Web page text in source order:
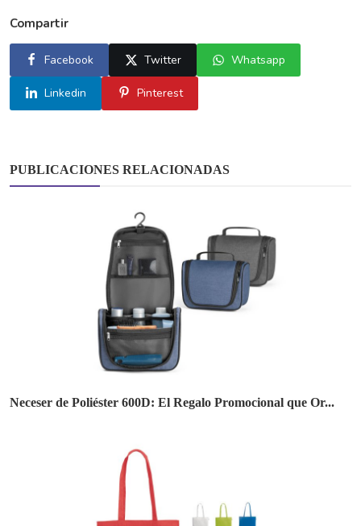
Compartir
Facebook Twitter Whatsapp
Linkedin Pinterest
PUBLICACIONES RELACIONADAS
Neceser de Poliéster 600D: El Regalo Promocional que Or...